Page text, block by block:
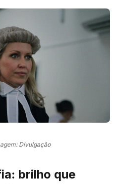
Divulgação
brilho que